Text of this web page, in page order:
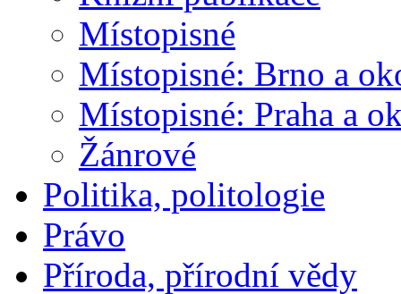
Místopisné
Místopisné: Brno a
Místopisné: Praha a
Žánrové
Politika, politologie
Právo
Příroda, přírodní vědy